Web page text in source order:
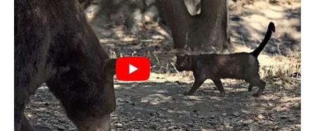
Тепер ми живемо в орендованій квартирі в Коломиї. Тут
тісно, пахне сирістю зі старого під’їзду, а з вікна видно
лише сусідню стіну. Степан працює на двох роботах,
приходить пізно, пахнучи бетоном і втомою. Я беруся за
будь-які підробітки: печу торти на замовлення, мию вікна,
бо треба платити за житло і збирати Андрійка до школи.